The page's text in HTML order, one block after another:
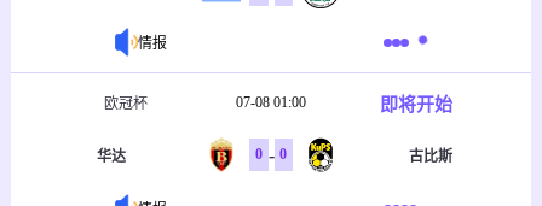
情报
欧冠杯 07-08 01:00 即将开始
华达 0 - 0 古比斯